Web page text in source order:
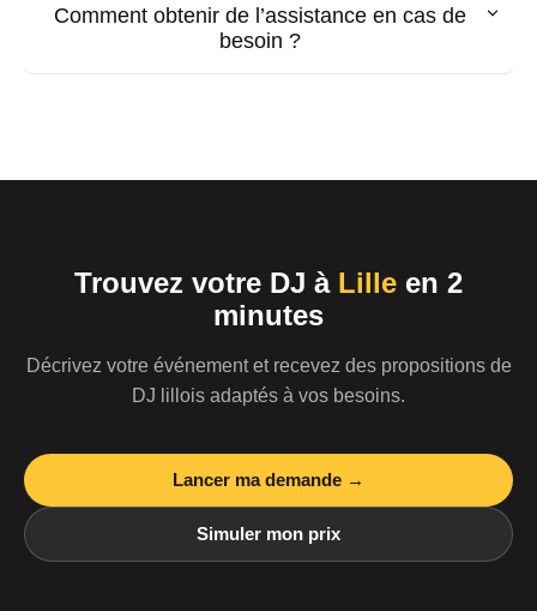
Comment obtenir de l’assistance en cas de
besoin ?
Trouvez votre DJ à Lille en 2
minutes
Décrivez votre événement et recevez des propositions de
DJ lillois adaptés à vos besoins.
Lancer ma demande →
Simuler mon prix